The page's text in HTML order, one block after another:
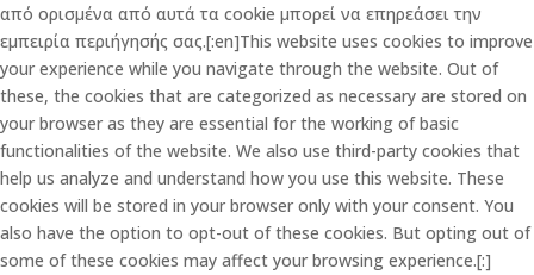
από ορισμένα από αυτά τα cookie μπορεί να επηρεάσει την
εμπειρία περιήγησής σας.[:en]This website uses cookies to improve
your experience while you navigate through the website. Out of
these, the cookies that are categorized as necessary are stored on
your browser as they are essential for the working of basic
functionalities of the website. We also use third-party cookies that
help us analyze and understand how you use this website. These
cookies will be stored in your browser only with your consent. You
also have the option to opt-out of these cookies. But opting out of
some of these cookies may affect your browsing experience.[:]